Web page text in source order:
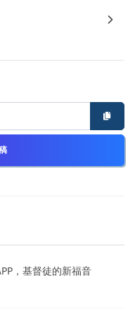
，基督徒的新福音